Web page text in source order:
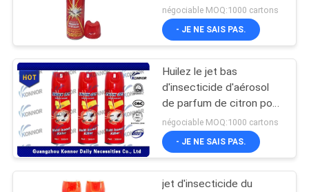
NOUS
VISITE
D'USINE
CONTRÔLE
d'insecticide d'aérosol
de mise à mort basée
par huile
négociable MOQ:1000 cartons
- JE NE SAIS PAS.
Huilez le jet bas
d'insecticide d'aérosol
de parfum de citron pour
l'hôtel/bureau
négociable MOQ:1000 cartons
- JE NE SAIS PAS.
jet d'insecticide du